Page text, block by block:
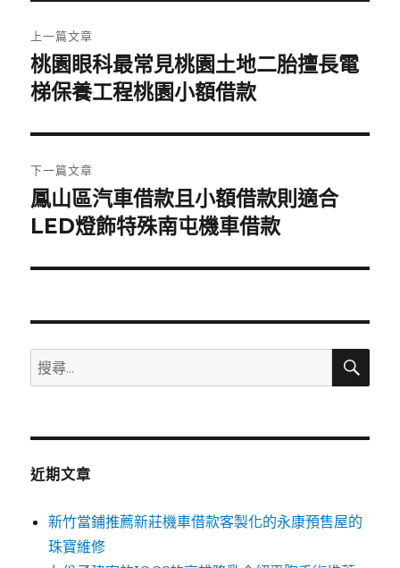
章
導
覽
上一篇文章
上
一
文
章:
桃園眼科最常見桃園土地二胎擅長電
梯保養工程桃園小額借款
下一篇文章
下
一
文
鳳山區汽車借款且小額借款則適合
LED燈飾特殊南屯機車借款
搜
尋
鍵
搜
近期文章
新竹當鋪推薦新莊機車借款客製化的永康預售屋的
珠寶維修